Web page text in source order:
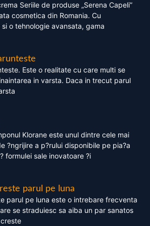
Seriile de produse „Serena Capeli”
cosmetica din Romania. Cu
o tehnologie avansata, gama
Este o realitate cu care multi se
in varsta. Daca in trecut parul
Klorane este unul dintre cele mai
?ngrijire a p?rului disponibile pe pia?a
formulei sale inovatoare ?i
parul pe luna
parul pe luna este o intrebare frecventa
se straduiesc sa aiba un par sanatos